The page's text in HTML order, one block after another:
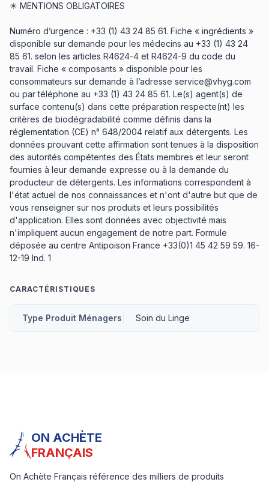
☀ MENTIONS OBLIGATOIRES
Numéro d’urgence : +33 (1) 43 24 85 61. Fiche « ingrédients »
disponible sur demande pour les médecins au +33 (1) 43 24
85 61. selon les articles R4624-4 et R4624-9 du code du
travail. Fiche « composants » disponible pour les
consommateurs sur demande à l’adresse service@vhyg.com
ou par téléphone au +33 (1) 43 24 85 61. Le(s) agent(s) de
surface contenu(s) dans cette préparation respecte(nt) les
critères de biodégradabilité comme définis dans la
réglementation (CE) n° 648/2004 relatif aux détergents. Les
données prouvant cette affirmation sont tenues à la disposition
des autorités compétentes des États membres et leur seront
fournies à leur demande expresse ou à la demande du
producteur de détergents. Les informations correspondent à
l'état actuel de nos connaissances et n'ont d'autre but que de
vous renseigner sur nos produits et leurs possibilités
d'application. Elles sont données avec objectivité mais
n'impliquent aucun engagement de notre part. Formule
déposée au centre Antipoison France +33(0)1 45 42 59 59. 16-
12-19 Ind. 1
CARACTÉRISTIQUES
Type Produit Ménagers Soin du Linge
ON ACHÈTE
FRANÇAIS
On Achète Français référence des milliers de produits